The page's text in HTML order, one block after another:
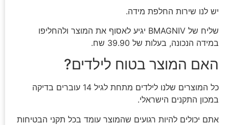
יש לנו שירות החלפת מידה.
שליח של BMAGNIV יגיע לאסוף את המוצר ולהחליפו
במידה הנכונה, בעלות של 39.90 שח.
האם המוצר בטוח לילדים?
כל המוצרים שלנו לילדים מתחת לגיל 14 עוברים בדיקה
במכון התקנים הישראלי.
אתם יכולים להיות רגועים שהמוצר עומד בכל תקני הבטיחות